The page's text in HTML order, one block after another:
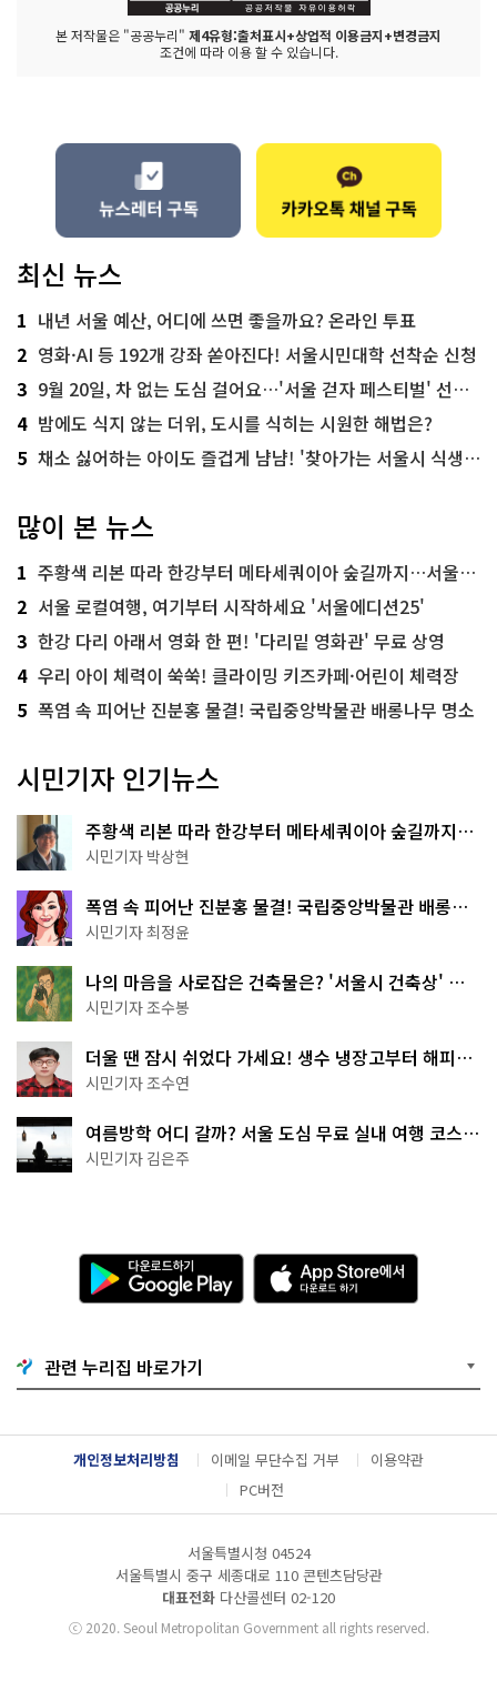
본 저작물은 "공공누리" 제4유형:출처표시+상업적 이용금지+변경금지
조건에 따라 이용 할 수 있습니다.
최신 뉴스
1 내년 서울 예산, 어디에 쓰면 좋을까요? 온라인 투표
2 영화·AI 등 192개 강좌 쏟아진다! 서울시민대학 선착순 신청
3 9월 20일, 차 없는 도심 걸어요…'서울 걷자 페스티벌' 선착순 5천명
4 밤에도 식지 않는 더위, 도시를 식히는 시원한 해법은?
5 채소 싫어하는 아이도 즐겁게 냠냠! '찾아가는 서울시 식생활 교육' 현장
많이 본 뉴스
1 주황색 리본 따라 한강부터 메타세쿼이아 숲길까지…서울둘레길 15코스
2 서울 로컬여행, 여기부터 시작하세요 '서울에디션25'
3 한강 다리 아래서 영화 한 편! '다리밑 영화관' 무료 상영
4 우리 아이 체력이 쑥쑥! 클라이밍 키즈카페·어린이 체력장
5 폭염 속 피어난 진분홍 물결! 국립중앙박물관 배롱나무 명소
시민기자 인기뉴스
주황색 리본 따라 한강부터 메타세쿼이아 숲길까지…
서울둘레길 15코스
시민기자 박상현
폭염 속 피어난 진분홍 물결! 국립중앙박물관 배롱나
무 명소
시민기자 최정윤
나의 마음을 사로잡은 건축물은? '서울시 건축상' 수
상작 공개!
시민기자 조수봉
더울 땐 잠시 쉬었다 가세요! 생수 냉장고부터 해피소
·무더위쉼터까지
시민기자 조수연
여름방학 어디 갈까? 서울 도심 무료 실내 여행 코스
추천
시민기자 김은주
다
운
로
기
G
o
g
l
e
A
p
p
e
서
다
운
관련 누리집 바로가기
개인정보처리방침 이메일 무단수집 거부
이용약관
PC버전
서울특별시청 04524
서울특별시 중구 세종대로 110 콘텐츠담당관
대표전화 다산콜센터 02-120
ⓒ2020. Seoul Metropolitan Government all rights reserved.